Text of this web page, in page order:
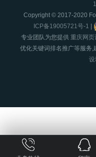
Copyright © 2017-2020
ICP备19005721号-1
专业团队为您提供 重庆网页
优化关键词排名推广等服务,
设